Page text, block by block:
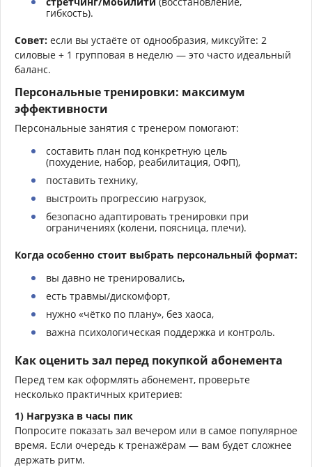
гибкость).
Совет: если вы устаёте от однообразия, миксуйте: 2
силовые + 1 групповая в неделю — это часто идеальный
баланс.
Персональные тренировки: максимум
эффективности
Персональные занятия с тренером помогают:
составить план под конкретную цель
(похудение, набор, реабилитация, ОФП),
поставить технику,
выстроить прогрессию нагрузок,
безопасно адаптировать тренировки при
ограничениях (колени, поясница, плечи).
Когда особенно стоит выбрать персональный формат:
вы давно не тренировались,
есть травмы/дискомфорт,
нужно «чётко по плану», без хаоса,
важна психологическая поддержка и контроль.
Как оценить зал перед покупкой абонемента
Перед тем как оформлять абонемент, проверьте
несколько практичных критериев:
1) Нагрузка в часы пик
Попросите показать зал вечером или в самое популярное
время. Если очередь к тренажёрам — вам будет сложнее
держать ритм.